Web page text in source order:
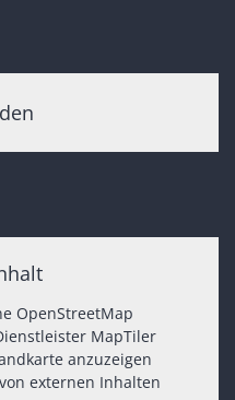
OpenStreetMap
MapTiler
anzuzeigen
externen Inhalten